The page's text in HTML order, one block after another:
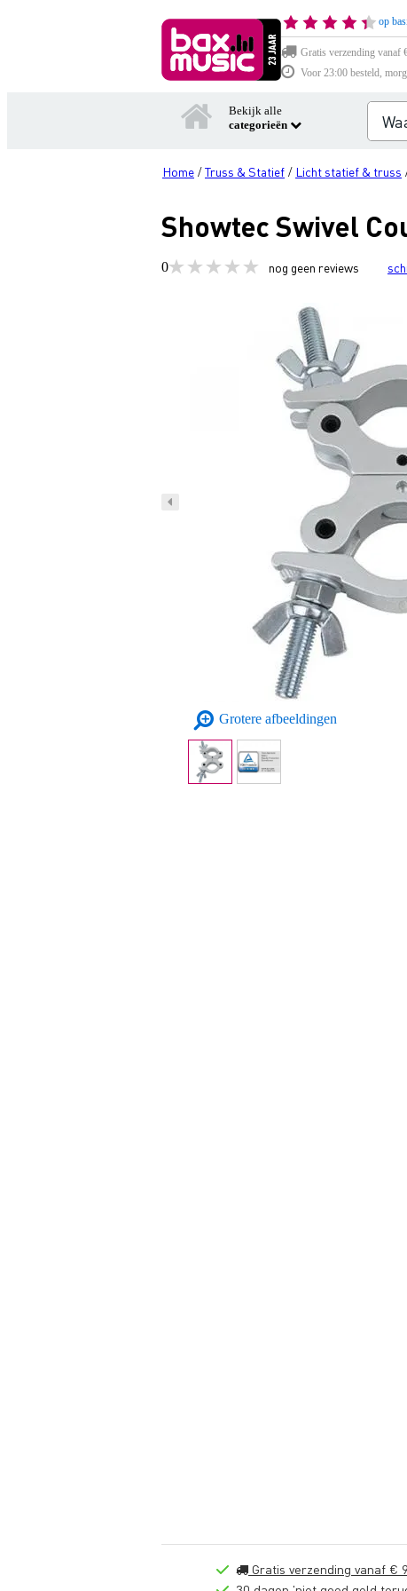
op
Gratis verzending vanaf
Voor 23:00 besteld,
Bekijk alle
categorieën
Home /Truss & Statief / Licht statief & truss
Showtec Swivel
0 nog geen reviews
Grotere afbeeldingen
Gratis verzending vanaf €